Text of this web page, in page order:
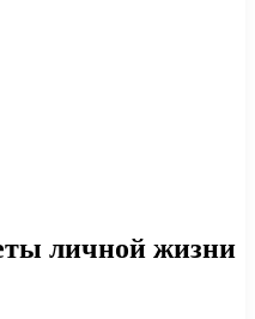
личной жизни